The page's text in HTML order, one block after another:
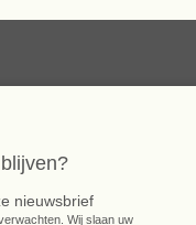
nieuwsbrief
Wij slaan uw